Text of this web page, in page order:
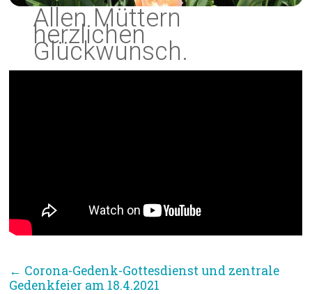
Allen Müttern
herzlichen
Glückwunsch.
← Corona-Gedenk-Gottesdienst und zentrale
Gedenkfeier am 18.4.2021